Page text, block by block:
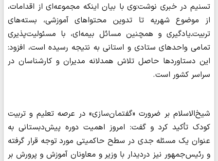
تسنیم در خبری نوشت:وی با بیان اینکه مجموعه‌ای از اقدامات،
از موضوع شهریه تا تدوین محتواهای آموزشی، بسته‌های
تربیت‌ـ‌یادگیری و همچنین مسائل بیمه‌ای، با مسئولیت‌پذیری
تمامی واحدهای ستادی و استانی به نتیجه رسیده است، افزود:
این دستاوردها حاصل تلاش همدلانه مدیران و کارشناسان در
سراسر کشور است.
شیخ‌الاسلام بر ضرورت «گفتمان‌سازی» در عرصه تعلیم و تربیت
کودک تأکید کرد و گفت: امروز اهمیت دوره پیش‌دبستانی به
عنوان یک مسئله جدی در سطح حاکمیتی مورد توجه قرار گرفته
و رئیس‌جمهور نیز دردیدار با وزیر و معاونان آموزش و پرورش بر